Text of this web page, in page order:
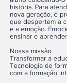
história. Para
nova geração, é
que despertem a
e a emoção.
ensinar e
Nossa missão
Transformar a
Tecnologia de
com a formação